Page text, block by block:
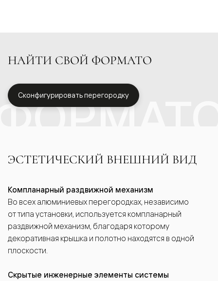
НАЙТИ СВОЙ ФОРМАТО
Сконфигурировать перегородку
ЭСТЕТИЧЕСКИЙ ВНЕШНИЙ ВИД
Компланарный раздвижной механизм
Во всех алюминиевых перегородках, независимо
от типа установки, используется компланарный
раздвижной механизм, благодаря которому
декоративная крышка и полотно находятся в одной
плоскости.
Скрытые инженерные элементы системы